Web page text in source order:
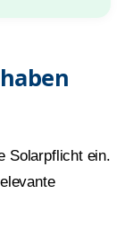
Solarpflicht ein.